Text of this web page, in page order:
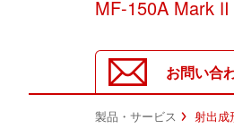
MF-150A Mark Ⅱ
お問い合
製品・サービス 射出成